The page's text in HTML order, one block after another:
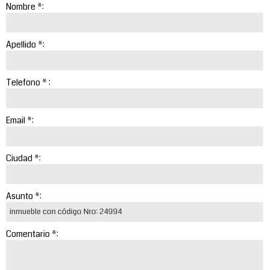
Nombre *:
Apellido *:
Telefono * :
Email *:
Ciudad *:
Asunto *:
Comentario *: